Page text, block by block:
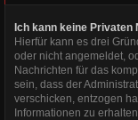
Ich kann keine
Hierfür kann es drei
oder nicht angemeldet,
Nachrichten für das
sein, dass der
verschicken, entzogen
Informationen zu